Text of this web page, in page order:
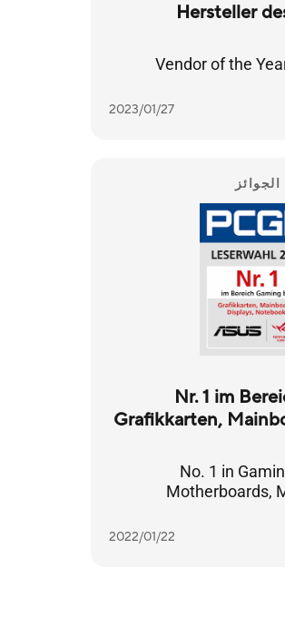
Hersteller
Vendor of the
2023/01/27
الجوائز
Nr. 1 im
Grafikkarten,
No. 1 in
Motherboards,
2022/01/22